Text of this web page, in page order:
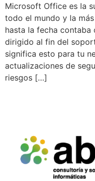
Microsoft Office es la
todo el mundo y la
hasta la fecha
dirigido al fin del
significa esto para tu
actualizaciones de
riesgos […]